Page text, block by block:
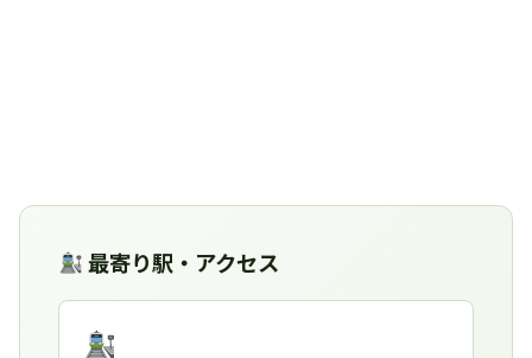
最寄り駅・アクセス